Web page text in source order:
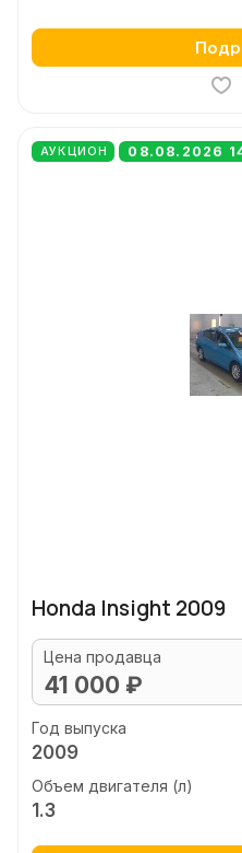
АУКЦИОН 08.08.2026
Honda Insight 2009
Цена продавца
41 000 ₽
Год выпуска
2009
Объем двигателя (л)
1.3